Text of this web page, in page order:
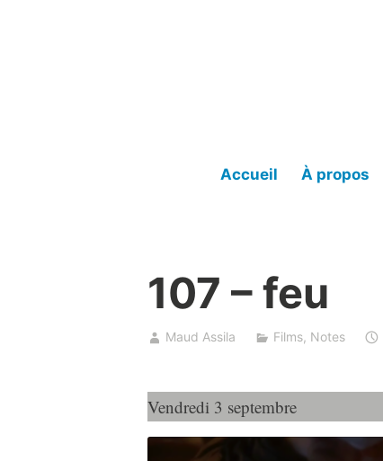
Accueil À propos
107 – feu
Maud Assila Films, Notes
Vendredi 3 septembre